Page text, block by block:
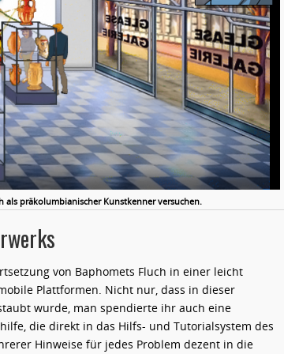
als präkolumbianischer Kunstkenner versuchen.
von Baphomets Fluch in einer leicht
Plattformen. Nicht nur, dass in dieser
wurde, man spendierte ihr auch eine
die direkt in das Hilfs- und Tutorialsystem des
Hinweise für jedes Problem dezent in die